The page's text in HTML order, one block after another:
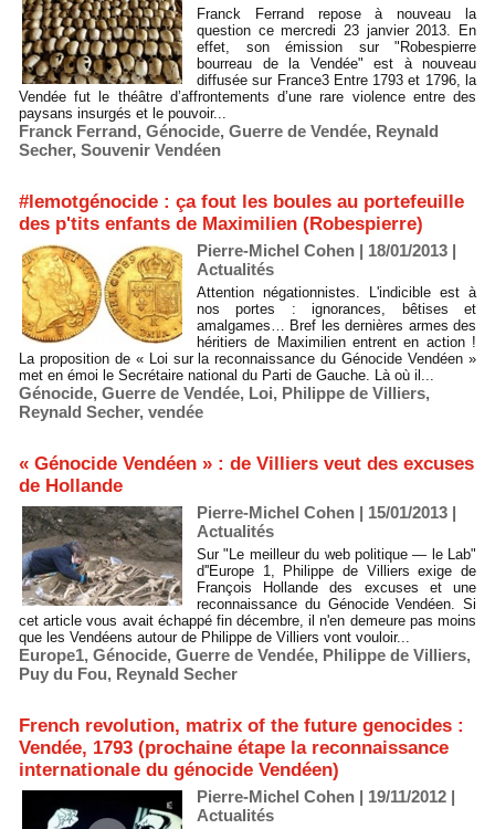
Franck Ferrand repose à nouveau la
question ce mercredi 23 janvier 2013. En
effet, son émission sur "Robespierre
bourreau de la Vendée" est à nouveau
diffusée sur France3 Entre 1793 et 1796, la
Vendée fut le théâtre d’affrontements d’une rare violence entre des
paysans insurgés et le pouvoir...
Franck Ferrand, Génocide, Guerre de Vendée, Reynald
Secher, Souvenir Vendéen
#lemotgénocide : ça fout les boules au portefeuille
des p'tits enfants de Maximilien (Robespierre)
Pierre-Michel Cohen | 18/01/2013 |
Actualités
Attention négationnistes. L'indicible est à
nos portes : ignorances, bêtises et
amalgames… Bref les dernières armes des
héritiers de Maximilien entrent en action !
La proposition de « Loi sur la reconnaissance du Génocide Vendéen »
met en émoi le Secrétaire national du Parti de Gauche. Là où il...
Génocide, Guerre de Vendée, Loi, Philippe de Villiers,
Reynald Secher, vendée
« Génocide Vendéen » : de Villiers veut des excuses
de Hollande
Pierre-Michel Cohen | 15/01/2013 |
Actualités
Sur "Le meilleur du web politique — le Lab"
d''Europe 1, Philippe de Villiers exige de
François Hollande des excuses et une
reconnaissance du Génocide Vendéen. Si
cet article vous avait échappé fin décembre, il n'en demeure pas moins
que les Vendéens autour de Philippe de Villiers vont vouloir...
Europe1, Génocide, Guerre de Vendée, Philippe de Villiers,
Puy du Fou, Reynald Secher
French revolution, matrix of the future genocides :
Vendée, 1793 (prochaine étape la reconnaissance
internationale du génocide Vendéen)
Pierre-Michel Cohen | 19/11/2012 |
Actualités